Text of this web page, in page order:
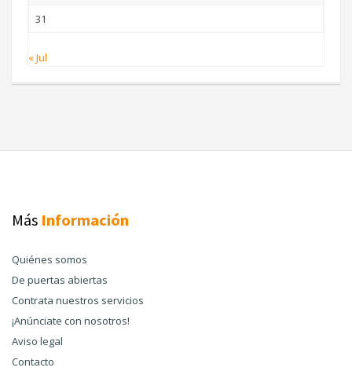
31
« Jul
Más Información
Quiénes somos
De puertas abiertas
Contrata nuestros servicios
¡Anúnciate con nosotros!
Aviso legal
Contacto